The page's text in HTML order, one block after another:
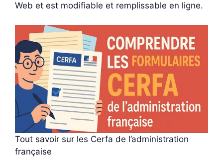
Web et est modifiable et remplissable en ligne.
Tout savoir sur les Cerfa de l’administration
française